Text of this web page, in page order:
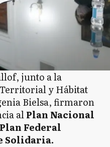
junto a la
y Hábitat
Bielsa, firmaron
alPlan Nacional
Federal
Solidaria.